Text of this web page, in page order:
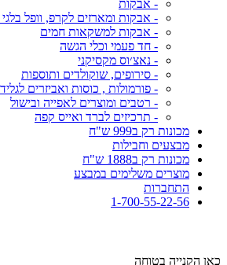
- אבקות
- אבקות ומארזים לקרפ, וופל בלגי
- אבקות למשקאות חמים
- חד פעמי וכלי הגשה
- נאצ׳וס מקסיקני
- סירופים, שוקולדים ותוספות
- פורמולות , כוסות ואביזרים
- רטבים ומוצרים לאפייה ובישול
- תרכיזים לברד ואייס קפה
מכונות רק ב999 ש"ח
מבצעים וחבילות
מכונות רק ב1888 ש"ח
מוצרים משלימים במבצע
התחברות
1-700-55-22-56
כאן הקנייה בטוחה